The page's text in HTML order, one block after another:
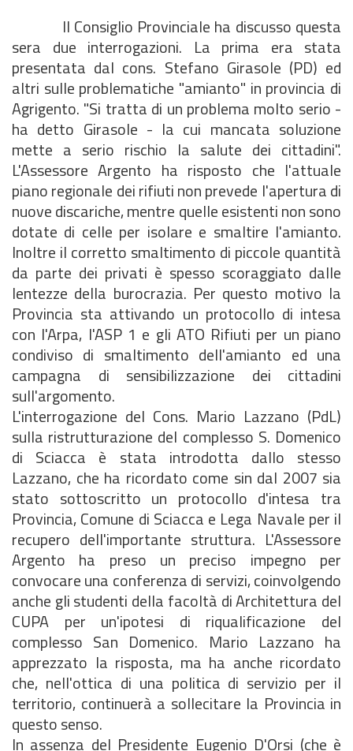
Il Consiglio Provinciale ha discusso questa
sera due interrogazioni. La prima era stata
presentata dal cons. Stefano Girasole (PD) ed
altri sulle problematiche "amianto" in provincia di
Agrigento. "Si tratta di un problema molto serio -
ha detto Girasole - la cui mancata soluzione
mette a serio rischio la salute dei cittadini".
L'Assessore Argento ha risposto che l'attuale
piano regionale dei rifiuti non prevede l'apertura di
nuove discariche, mentre quelle esistenti non sono
dotate di celle per isolare e smaltire l'amianto.
Inoltre il corretto smaltimento di piccole quantità
da parte dei privati è spesso scoraggiato dalle
lentezze della burocrazia. Per questo motivo la
Provincia sta attivando un protocollo di intesa
con l'Arpa, l'ASP 1 e gli ATO Rifiuti per un piano
condiviso di smaltimento dell'amianto ed una
campagna di sensibilizzazione dei cittadini
sull'argomento.
L'interrogazione del Cons. Mario Lazzano (PdL)
sulla ristrutturazione del complesso S. Domenico
di Sciacca è stata introdotta dallo stesso
Lazzano, che ha ricordato come sin dal 2007 sia
stato sottoscritto un protocollo d'intesa tra
Provincia, Comune di Sciacca e Lega Navale per il
recupero dell'importante struttura. L'Assessore
Argento ha preso un preciso impegno per
convocare una conferenza di servizi, coinvolgendo
anche gli studenti della facoltà di Architettura del
CUPA per un'ipotesi di riqualificazione del
complesso San Domenico. Mario Lazzano ha
apprezzato la risposta, ma ha anche ricordato
che, nell'ottica di una politica di servizio per il
territorio, continuerà a sollecitare la Provincia in
questo senso.
In assenza del Presidente Eugenio D'Orsi (che è